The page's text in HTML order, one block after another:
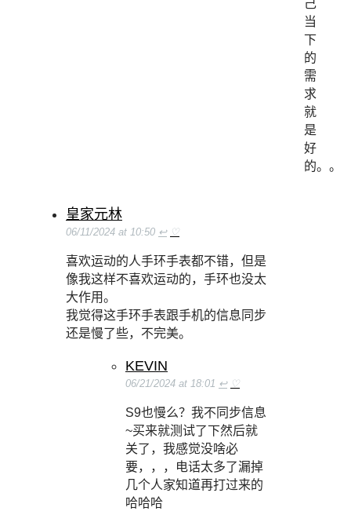
己
当
下
的
需
求
就
是
好
的。。
皇家元林
06/11/2024 at 10:50 ↩ ♡
喜欢运动的人手环手表都不错，但是
像我这样不喜欢运动的，手环也没太
大作用。
我觉得这手环手表跟手机的信息同步
还是慢了些，不完美。
KEVIN
06/21/2024 at 18:01 ↩ ♡
S9也慢么？我不同步信息
~买来就测试了下然后就
关了，我感觉没啥必
要，，，电话太多了漏掉
几个人家知道再打过来的
哈哈哈